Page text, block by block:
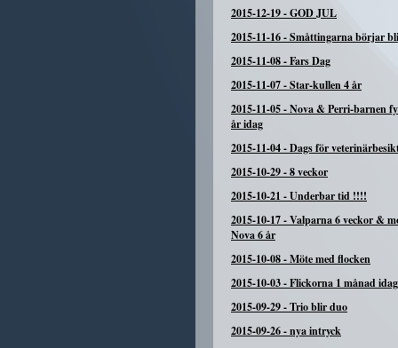
2015-12-19-GOD JUL
2015-11-16-Småttingarna börjar
2015-11-08-Fars Dag
2015-11-07-Star-kullen 4 år
2015-11-05-Nova & Perri-barnen
år idag
2015-11-04-Dags för
2015-10-29-8 veckor
2015-10-21 -Underbar tid !!!!
2015-10-17-Valparna 6 veckor &
Nova 6 år
2015-10-08-Möte med flocken
2015-10-03-Flickorna 1 månad idag
2015-09-29-Trio blir duo
2015-09-26-nya intryck